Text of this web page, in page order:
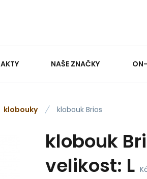
NAŠE ZNAČKY
klobouky klobouk Brios
klobouk
velikost: L